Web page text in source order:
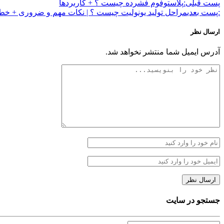
پست قبلی:پلاستوفوم فشرده چیست ؟ + کاربردها
:پست بعدیمراحل تولید یونولیت چیست ؟ | نکات مهم و ضروری + خط
ارسال نظر
آدرس ایمیل شما منتشر نخواهد شد.
جستجو در سایت